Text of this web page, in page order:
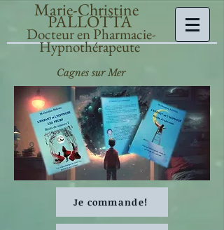
Marie-Christine
PALLOTTA
Docteur en Pharmacie-
Hypnothérapeute
Cagnes sur Mer
Je commande!